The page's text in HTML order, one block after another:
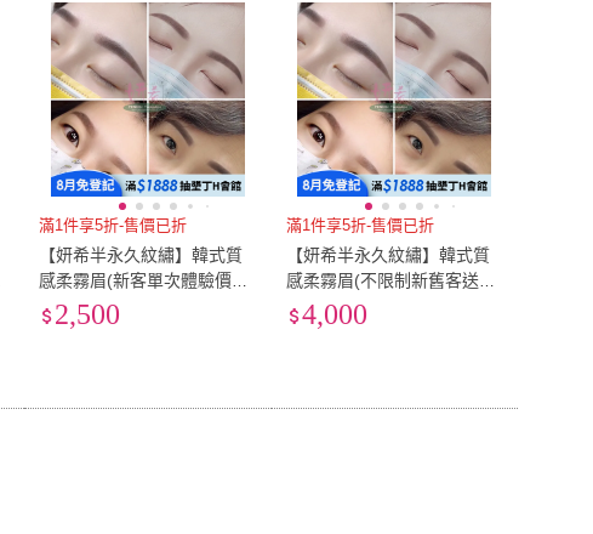
及以上 及以上
滿1件享5折-售價已折
【妍希半永久紋繡】韓式質
感柔霧眉(新客單次體驗價不
含補色)
2,500
滿1件享5折-售價已折
【妍希半永久紋繡】韓式質
感柔霧眉(不限制新舊客送三
個月內免費補色一次)
4,000